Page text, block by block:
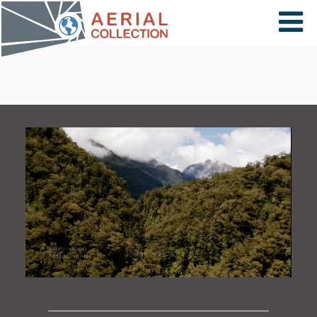
×
PAYS
CARTE
COLLECTIONS